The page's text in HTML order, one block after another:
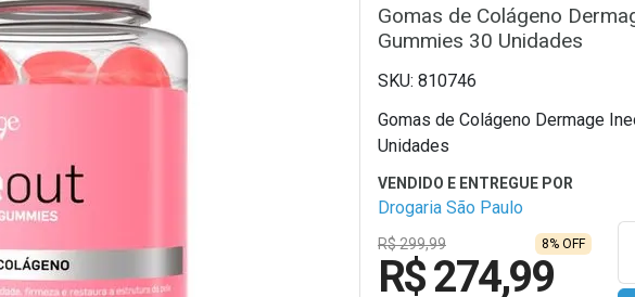
Gomas de Colágeno
Gummies 30 Unidades
810746
Gomas de Colágeno Dermage
Unidades
Drogaria São Paulo
R$ 299,99 8% OFF
R$ 274,99